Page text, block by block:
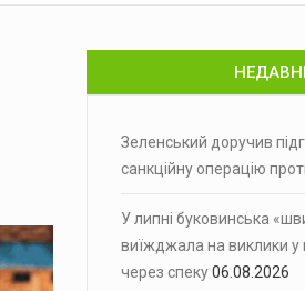
Зеленський доручив
санкційну операцію
У липні буковинська
виїжджала на виклики у
через спеку06.08.2026